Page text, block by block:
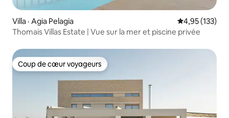
Villa · Agia Pelagia Note
4,95 (133)
Thomais Villas Estate | Vue sur la mer et piscine privée
Coup de cœur voyageurs
Coup de cœur voyageurs